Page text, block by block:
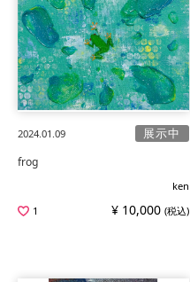
2024.01.09 展示中
frog
ken
1
¥ 10,000 (税込)